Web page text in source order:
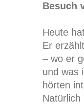
Besuch
Heute
Er
– wo er
und was
hörten